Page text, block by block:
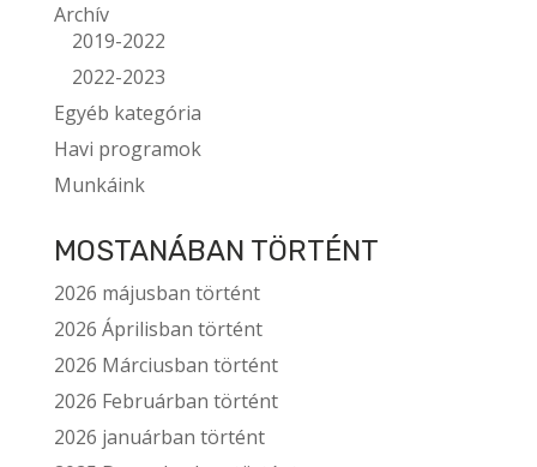
Archív
2019-2022
2022-2023
Egyéb kategória
Havi programok
Munkáink
MOSTANÁBAN TÖRTÉNT
2026 májusban történt
2026 Áprilisban történt
2026 Márciusban történt
2026 Februárban történt
2026 januárban történt